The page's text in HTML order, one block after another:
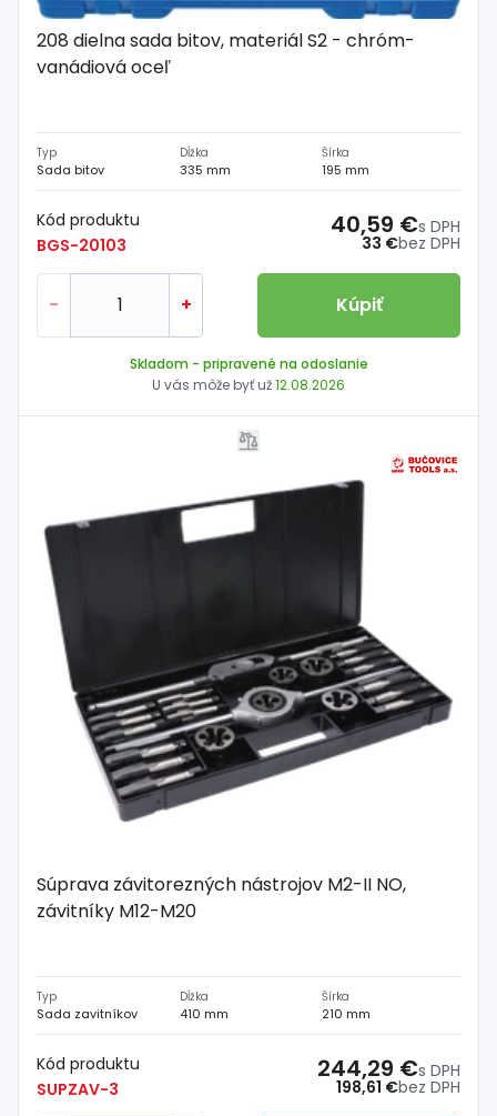
208 dielna sada bitov, materiál S2 - chróm-
vanádiová oceľ
Typ
Sada bitov
Dĺžka
335 mm
Šírka
195 mm
Kód produktu
BGS-20103
33 €bez DPH
40,59 €s DPH
- + Kúpiť
Skladom - pripravené na odoslanie
U vás môže byť už12.08.2026
Súprava závitorezných nástrojov M2-II NO,
závitníky M12-M20
Typ
Sada zavitníkov
Dĺžka
410 mm
Šírka
210 mm
Kód produktu
SUPZAV-3
198,61 €bez DPH
244,29 €s DPH